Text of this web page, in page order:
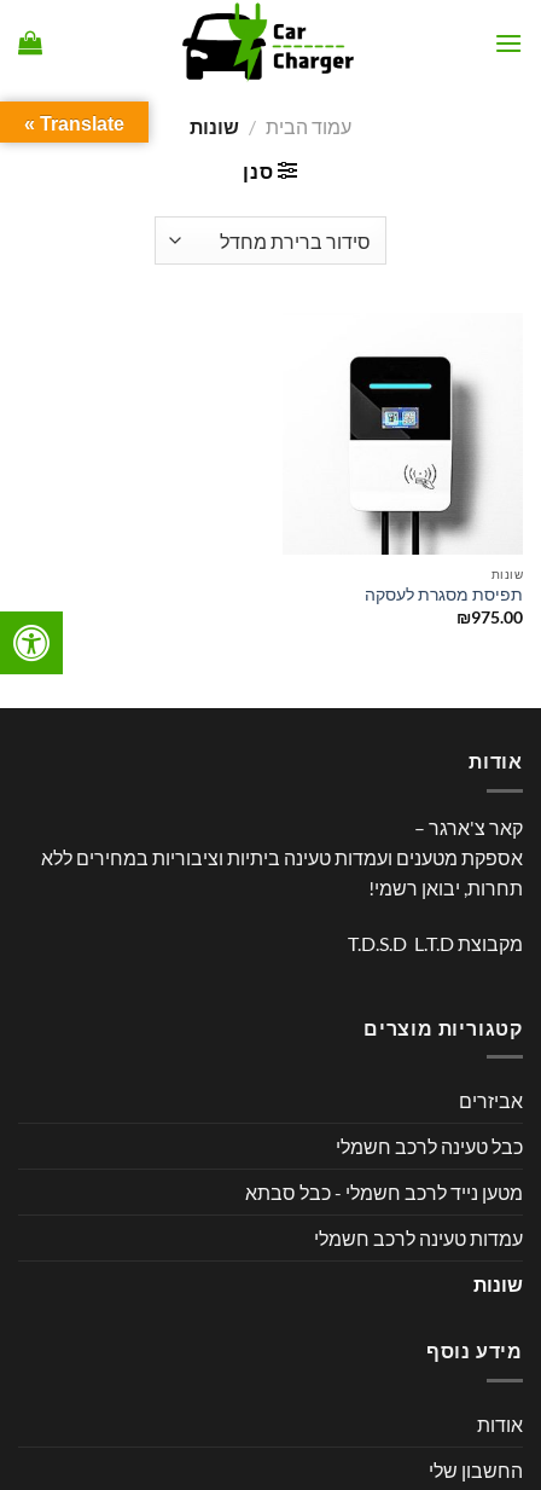
עמוד הבית / שונות
סנן
שונות
תפיסת מסגרת לעסקה
₪975.00
אודות
קאר צ'ארגר –
אספקת מטענים ועמדות טעינה ביתיות וציבוריות במחירים ללא
תחרות, יבואן רשמי!
מקבוצת T.D.S.D L.T.D
קטגוריות מוצרים
אביזרים
כבל טעינה לרכב חשמלי
מטען נייד לרכב חשמלי - כבל סבתא
עמדות טעינה לרכב חשמלי
שונות
מידע נוסף
אודות
החשבון שלי
Translate »